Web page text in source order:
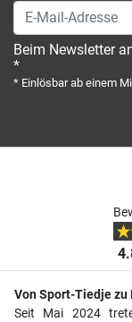
E-Mail-Adresse
Beim Newsletter
*
* Einlösbar ab einem
Von Sport-Tiedje zu
Seit Mai 2024